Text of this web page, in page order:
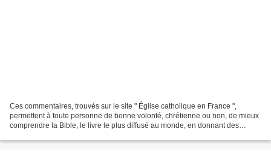
Ces commentaires, trouvés sur le site " Église catholique en France ",
permettent à toute personne de bonne volonté, chrétienne ou non, de mieux
comprendre la Bible, le livre le plus diffusé au monde, en donnant des